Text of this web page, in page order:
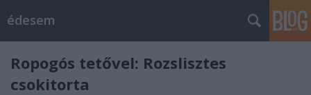
édesem
Ropogós tetővel: Rozslisztes
csokitorta